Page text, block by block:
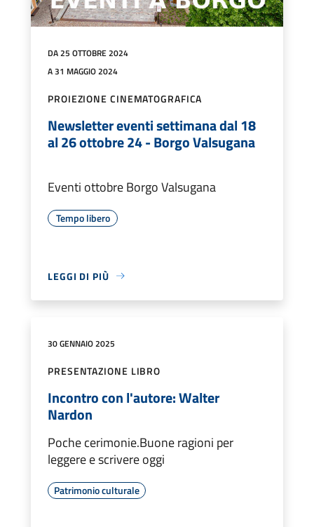
DA 25 OTTOBRE 2024
A 31 MAGGIO 2024
PROIEZIONE CINEMATOGRAFICA
Newsletter eventi settimana dal 18
al 26 ottobre 24 - Borgo Valsugana
Eventi ottobre Borgo Valsugana
Tempo libero
LEGGI DI PIÙ
30 GENNAIO 2025
PRESENTAZIONE LIBRO
Incontro con l'autore: Walter
Nardon
Poche cerimonie.Buone ragioni per
leggere e scrivere oggi
Patrimonio culturale